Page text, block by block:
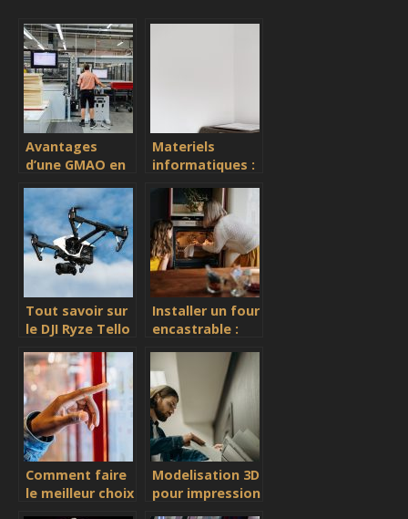
Avantages
d’une GMAO en
Materiels
informatiques :
criteres se
baser pour
choisir une
imprimante ?
Tout savoir sur
le DJI Ryze Tello
Installer un four
encastrable :
prendre
convenablement
?
Comment faire
le meilleur choix
Modelisation 3D
pour impression